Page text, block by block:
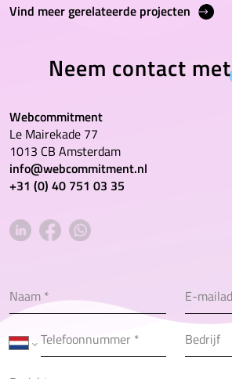
Vind meer gerelateerde projecten
Neem contact met
Webcommitment
Le Mairekade 77
1013 CB Amsterdam
info@webcommitment.nl
+31 (0) 40 751 03 35